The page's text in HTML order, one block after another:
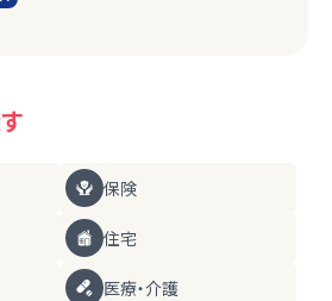
保険
住宅
医療・介護